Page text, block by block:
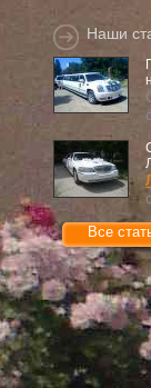
Наши
Все